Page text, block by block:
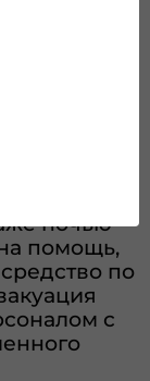
в
наша
является
У нас
в
ночью
помощь,
по
с